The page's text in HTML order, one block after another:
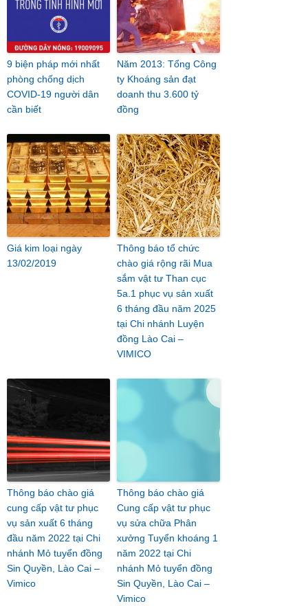
9 biện pháp mới nhất
phòng chống dịch
COVID-19 người dân
cần biết
Năm 2013: Tổng Công
ty Khoáng sản đạt
doanh thu 3.600 tỷ
đồng
Giá kim loại ngày
13/02/2019
Thông báo tổ chức
chào giá rộng rãi Mua
sắm vật tư Than cục
5a.1 phục vụ sản xuất
6 tháng đầu năm 2025
tại Chi nhánh Luyện
đồng Lào Cai –
VIMICO
Thông báo chào giá
cung cấp vật tư phục
vụ sản xuất 6 tháng
đầu năm 2022 tại Chi
nhánh Mỏ tuyển đồng
Sin Quyền, Lào Cai –
Vimico
Thông báo chào giá
Cung cấp vật tư phục
vụ sửa chữa Phân
xưởng Tuyển khoáng 1
năm 2022 tại Chi
nhánh Mỏ tuyển đồng
Sin Quyền, Lào Cai –
Vimico